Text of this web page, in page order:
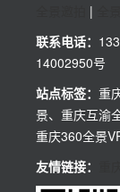
|
联系电话：
14002950号
站点标签： 重
景、重庆互渝
重庆360全景
友情链接：